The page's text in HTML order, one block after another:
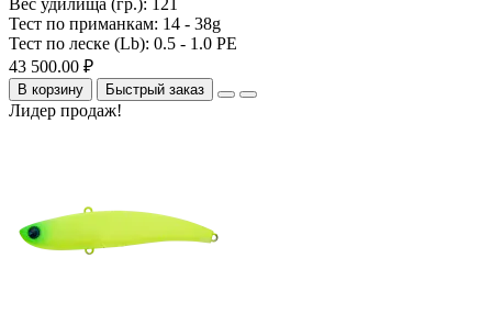
Вес удилища (гр.): 121
Тест по приманкам: 14 - 38g
Тест по леске (Lb): 0.5 - 1.0 PE
43 500.00 ₽
В корзину Быстрый заказ
Лидер продаж!